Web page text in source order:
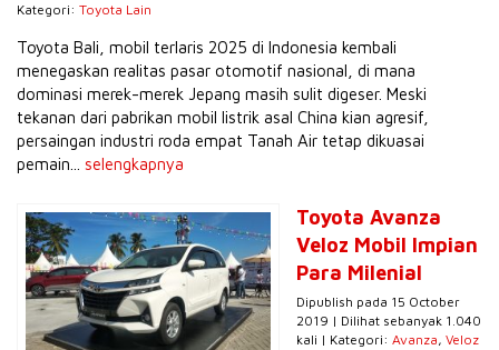
Kategori: Toyota Lain
Toyota Bali, mobil terlaris 2025 di Indonesia kembali
menegaskan realitas pasar otomotif nasional, di mana
dominasi merek-merek Jepang masih sulit digeser. Meski
tekanan dari pabrikan mobil listrik asal China kian agresif,
persaingan industri roda empat Tanah Air tetap dikuasai
pemain... selengkapnya
Toyota Avanza
Veloz Mobil Impian
Para Milenial
Dipublish pada 15 October
2019 | Dilihat sebanyak 1.040
kali | Kategori: Avanza, Veloz